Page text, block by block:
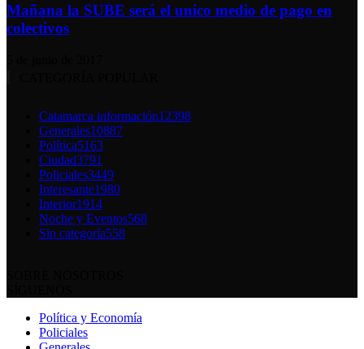
Mañana la SUBE será el unico medio de pago en
colectivos
Catamarca información12398
Generales10887
Política5163
Ciudad3791
Policiales3449
Interesante1980
Interior1914
Noche y Eventos568
Sin categoría558
Política y Economía
Policiales